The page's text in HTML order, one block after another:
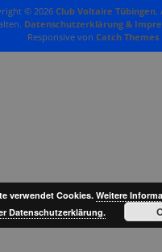
© 2026Club Voltaire Tübingen.
Datenschutzerklärung &
Responsive von Catch Themes
verwendet Cookies. Weitere
Datenschutzerklärung.